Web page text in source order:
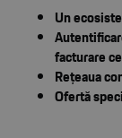
Un
facturare
Rețeaua
Ofertă